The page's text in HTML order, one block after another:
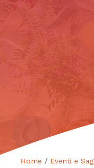
Home / Eventi e